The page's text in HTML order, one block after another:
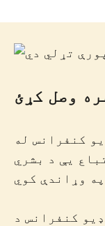
وصل کړئ
کنفرانس له
یې د بشري
کنفرانس د